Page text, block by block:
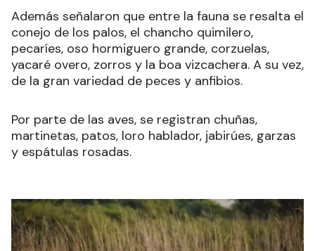
Además señalaron que entre la fauna se resalta el
conejo de los palos, el chancho quimilero,
pecaríes, oso hormiguero grande, corzuelas,
yacaré overo, zorros y la boa vizcachera. A su vez,
de la gran variedad de peces y anfibios.
Por parte de las aves, se registran chuñas,
martinetas, patos, loro hablador, jabirúes, garzas
y espátulas rosadas.